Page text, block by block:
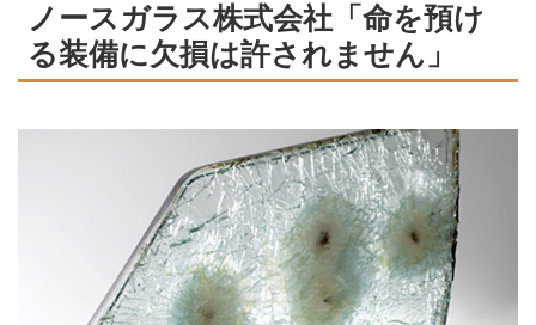
ノースガラス株式会社「命を預け
る装備に欠損は許されません」